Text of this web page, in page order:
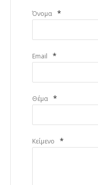
Όνομα *
Email *
Θέμα *
Κείμενο *